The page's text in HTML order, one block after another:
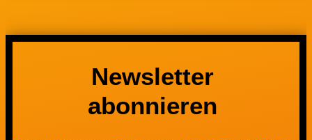
Newsletter
abonnieren